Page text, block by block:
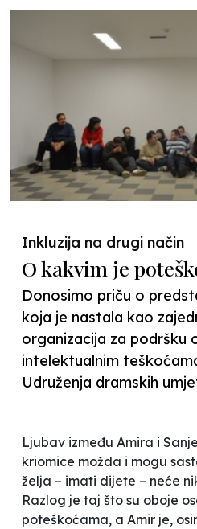
Inkluzija na drugi način
O kakvim je
Donosimo priču o
koja je nastala kao
organizacija za podršku
intelektualnim
Udruženja dramskih
Ljubav između Amira i
kriomice možda i mogu
želja – imati dijete – neće
Razlog je taj što su oboje
poteškoćama, a Amir je,